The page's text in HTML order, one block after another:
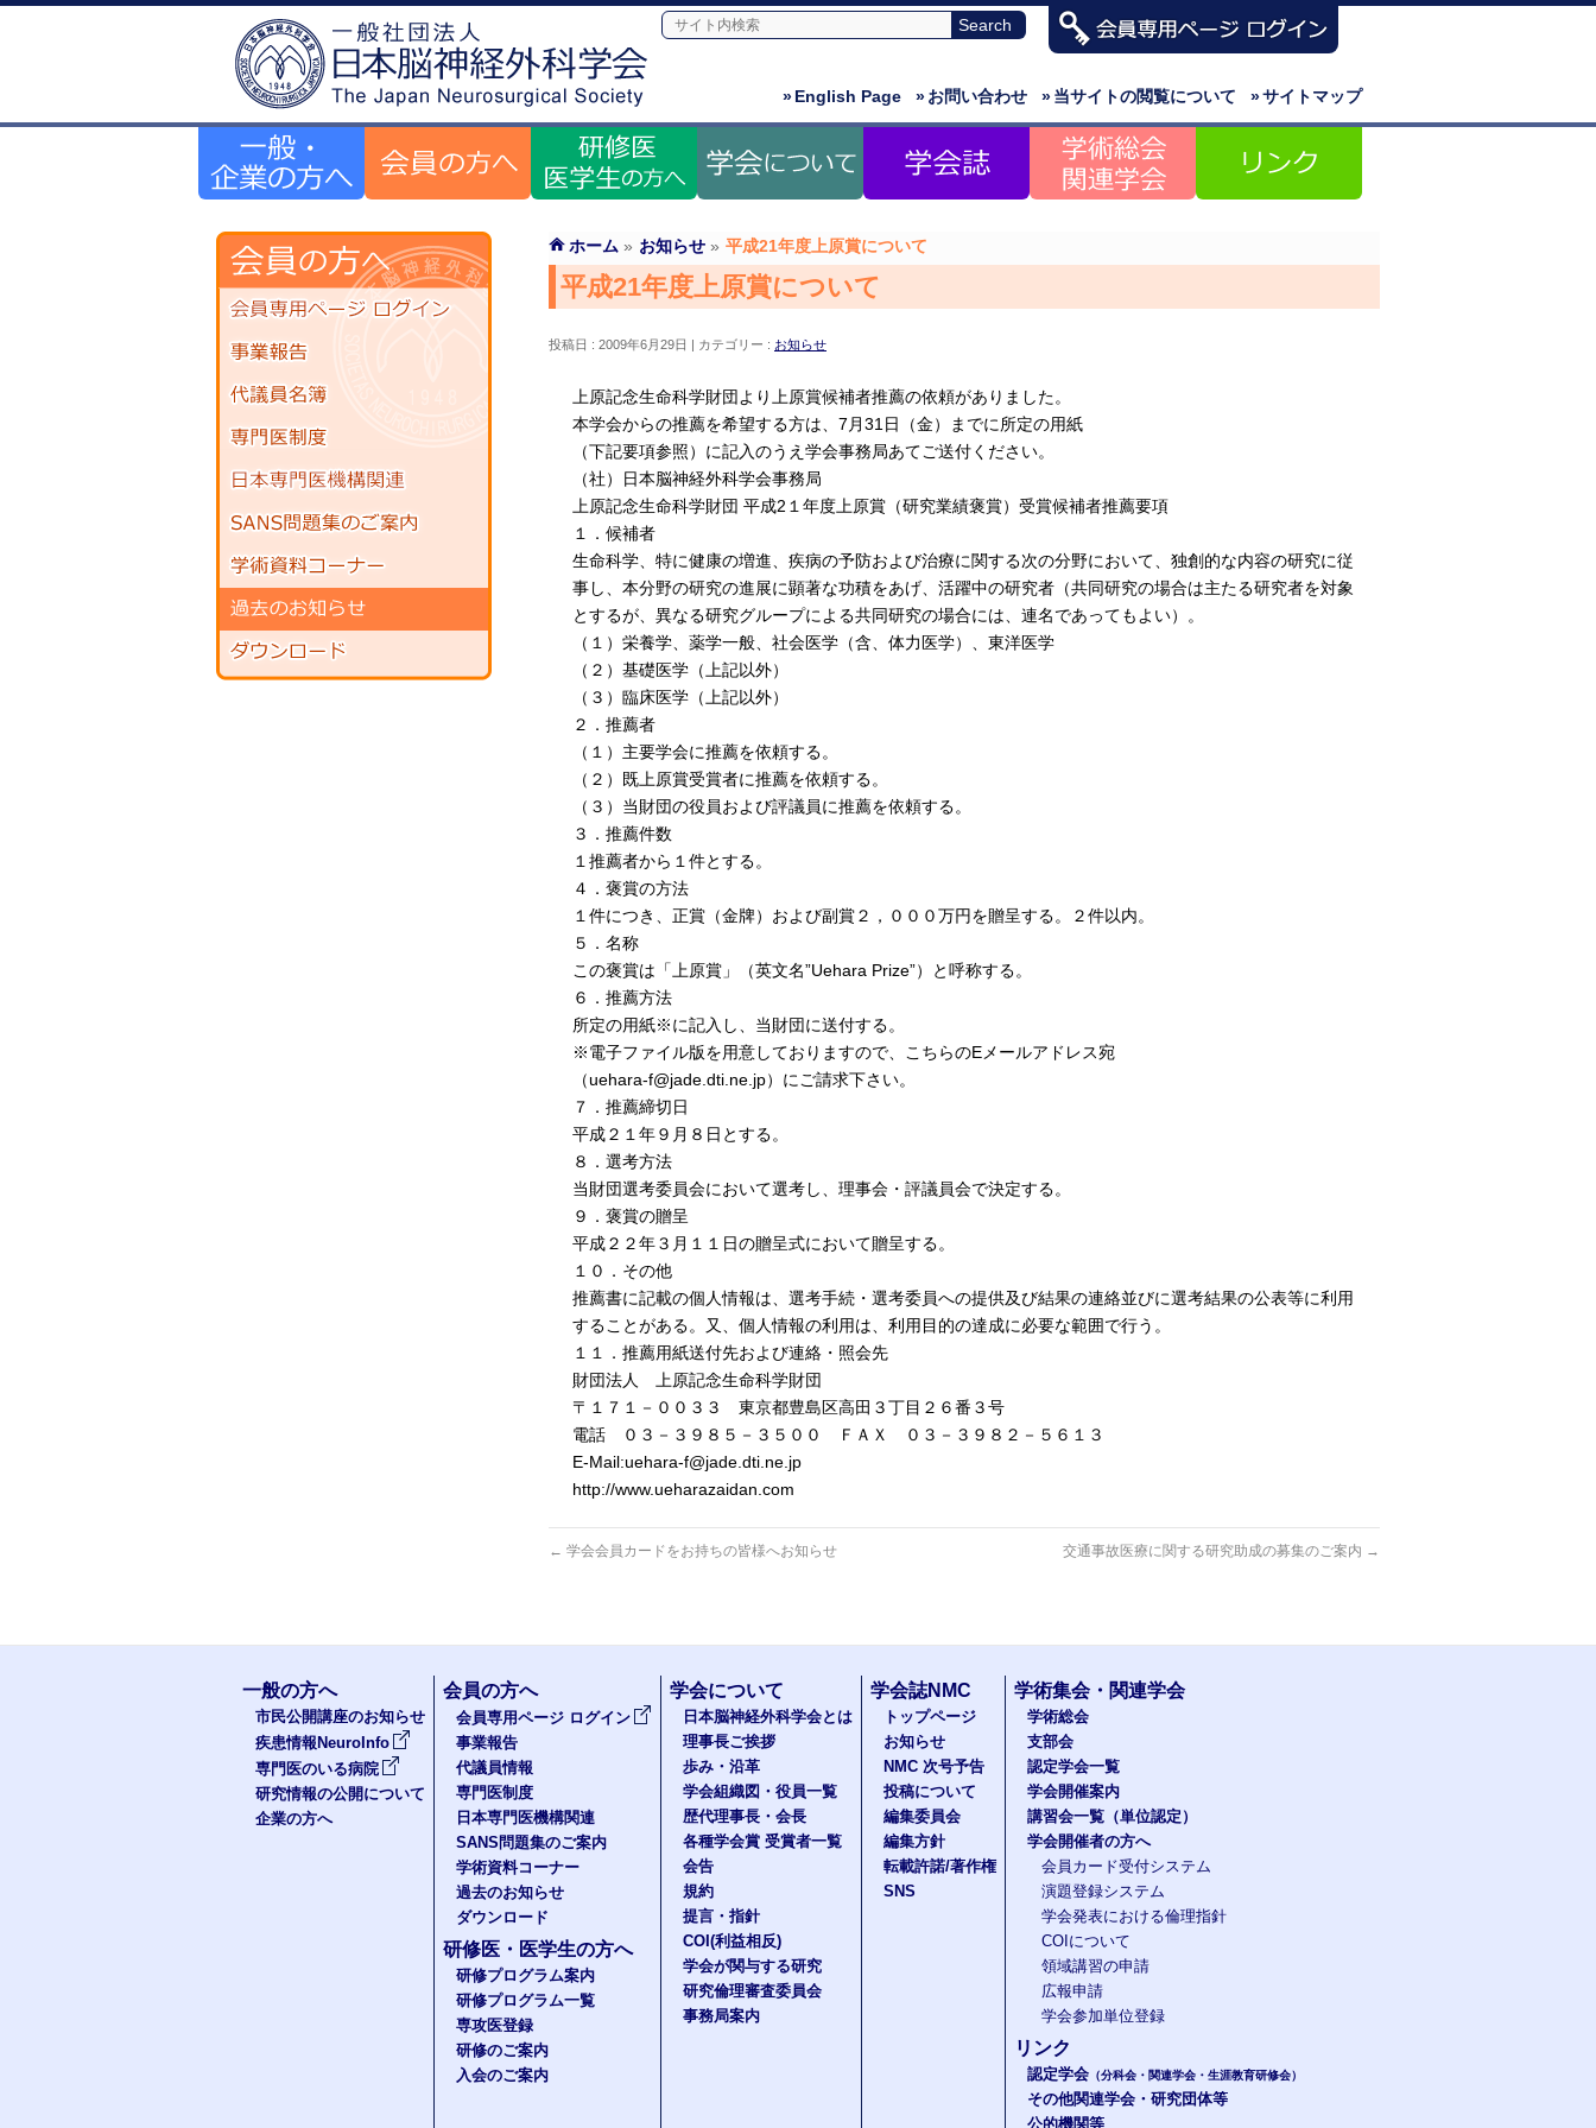
»サイトマップ
»当サイトの閲覧について
»お問い合わせ
»English Page
ホーム » お知らせ » 平成21年度上原賞について
平成21年度上原賞について
投稿日 : 2009年6月29日 カテゴリー : お知らせ
上原記念生命科学財団より上原賞候補者推薦の依頼がありました。
本学会からの推薦を希望する方は、7月31日（金）までに所定の用紙
（下記要項参照）に記入のうえ学会事務局あてご送付ください。
（社）日本脳神経外科学会事務局
上原記念生命科学財団 平成2１年度上原賞（研究業績褒賞）受賞候補者推薦要項
１．候補者
生命科学、特に健康の増進、疾病の予防および治療に関する次の分野において、独創的な内容の研究に従
事し、本分野の研究の進展に顕著な功積をあげ、活躍中の研究者（共同研究の場合は主たる研究者を対象
とするが、異なる研究グループによる共同研究の場合には、連名であってもよい）。
（１）栄養学、薬学一般、社会医学（含、体力医学）、東洋医学
（２）基礎医学（上記以外）
（３）臨床医学（上記以外）
２．推薦者
（１）主要学会に推薦を依頼する。
（２）既上原賞受賞者に推薦を依頼する。
（３）当財団の役員および評議員に推薦を依頼する。
３．推薦件数
１推薦者から１件とする。
４．褒賞の方法
１件につき、正賞（金牌）および副賞２，０００万円を贈呈する。２件以内。
５．名称
この褒賞は「上原賞」（英文名”Uehara Prize”）と呼称する。
６．推薦方法
所定の用紙※に記入し、当財団に送付する。
※電子ファイル版を用意しておりますので、こちらのEメールアドレス宛
（uehara-f@jade.dti.ne.jp）にご請求下さい。
７．推薦締切日
平成２１年９月８日とする。
８．選考方法
当財団選考委員会において選考し、理事会・評議員会で決定する。
９．褒賞の贈呈
平成２２年３月１１日の贈呈式において贈呈する。
１０．その他
推薦書に記載の個人情報は、選考手続・選考委員への提供及び結果の連絡並びに選考結果の公表等に利用
することがある。又、個人情報の利用は、利用目的の達成に必要な範囲で行う。
１１．推薦用紙送付先および連絡・照会先
財団法人 上原記念生命科学財団
〒１７１－００３３ 東京都豊島区高田３丁目２６番３号
電話 ０３－３９８５－３５００ ＦＡＸ ０３－３９８２－５６１３
E-Mail:uehara-f@jade.dti.ne.jp
http://www.ueharazaidan.com
← 学会会員カードをお持ちの皆様へお知らせ 交通事故医療に関する研究助成の募集のご案内 →
一般の方へ
市民公開講座のお知らせ
疾患情報NeuroInfo
専門医のいる病院
研究情報の公開について
企業の方へ
会員の方へ
会員専用ページ ログイン
事業報告
代議員情報
専門医制度
日本専門医機構関連
SANS問題集のご案内
学術資料コーナー
過去のお知らせ
ダウンロード
研修医・医学生の方へ
研修プログラム案内
研修プログラム一覧
専攻医登録
研修のご案内
入会のご案内
学会について
日本脳神経外科学会とは
理事長ご挨拶
歩み・沿革
学会組織図・役員一覧
歴代理事長・会長
各種学会賞 受賞者一覧
会告
規約
提言・指針
COI(利益相反)
学会が関与する研究
研究倫理審査委員会
事務局案内
学会誌NMC
トップページ
お知らせ
NMC 次号予告
投稿について
編集委員会
編集方針
転載許諾/著作権
SNS
学術集会・関連学会
学術総会
支部会
認定学会一覧
学会開催案内
講習会一覧（単位認定）
学会開催者の方へ
会員カード受付システム
演題登録システム
学会発表における倫理指針
COIについて
領域講習の申請
広報申請
学会参加単位登録
リンク
認定学会 （分科会・関連学会・生涯教育研修会）
その他関連学会・研究団体等
公的機関等